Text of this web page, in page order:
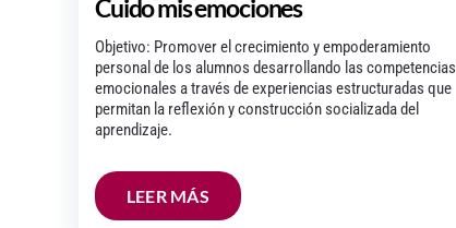
Cuido mis emociones
Objetivo: Promover el crecimiento y empoderamiento
personal de los alumnos desarrollando las competencias
emocionales a través de experiencias estructuradas que
permitan la reflexión y construcción socializada del
aprendizaje.
LEER MÁS